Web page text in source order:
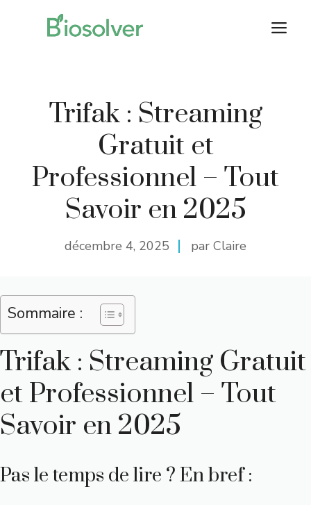
Trifak : Streaming
Gratuit et
Professionnel – Tout
Savoir en 2025
décembre 4, 2025 par Claire
Sommaire :
Trifak : Streaming Gratuit
et Professionnel – Tout
Savoir en 2025
Pas le temps de lire ? En bref :